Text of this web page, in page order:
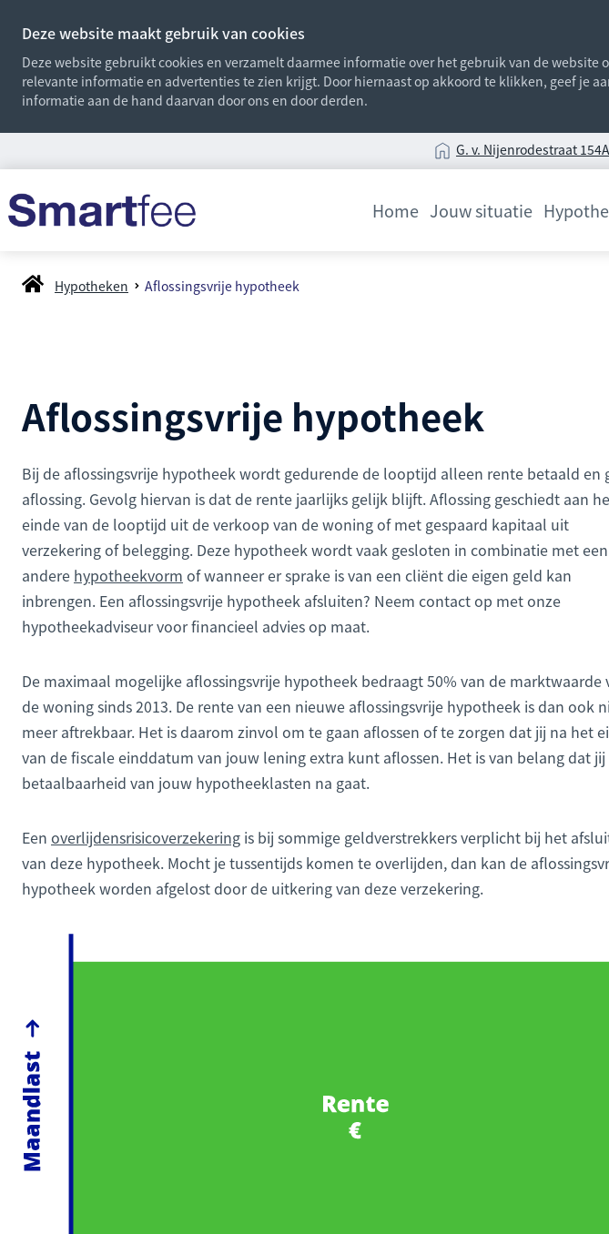
Deze website maakt gebruik van cookies
Deze website gebruikt cookies en verzamelt daarmee informatie over het gebruik van de website
relevante informatie en advertenties te zien krijgt. Door hiernaast op akkoord te klikken, geef je
informatie aan de hand daarvan door ons en door derden.
G. v. Nijenrodestraat
Home Jouw situatie
Hypotheken Aflossingsvrije hypotheek
Aflossingsvrije hypotheek
Bij de aflossingsvrije hypotheek wordt gedurende de looptijd alleen rente betaald en
aflossing. Gevolg hiervan is dat de rente jaarlijks gelijk blijft. Aflossing geschiedt aan
einde van de looptijd uit de verkoop van de woning of met gespaard kapitaal uit
verzekering of belegging. Deze hypotheek wordt vaak gesloten in combinatie met een
andere hypotheekvorm of wanneer er sprake is van een cliënt die eigen geld kan
inbrengen. Een aflossingsvrije hypotheek afsluiten? Neem contact op met onze
hypotheekadviseur voor financieel advies op maat.
De maximaal mogelijke aflossingsvrije hypotheek bedraagt 50% van de marktwaarde
de woning sinds 2013. De rente van een nieuwe aflossingsvrije hypotheek is dan ook
meer aftrekbaar. Het is daarom zinvol om te gaan aflossen of te zorgen dat jij na het
van de fiscale einddatum van jouw lening extra kunt aflossen. Het is van belang dat jij
betaalbaarheid van jouw hypotheeklasten na gaat.
Een overlijdensrisicoverzekering is bij sommige geldverstrekkers verplicht bij het
van deze hypotheek. Mocht je tussentijds komen te overlijden, dan kan de
hypotheek worden afgelost door de uitkering van deze verzekering.